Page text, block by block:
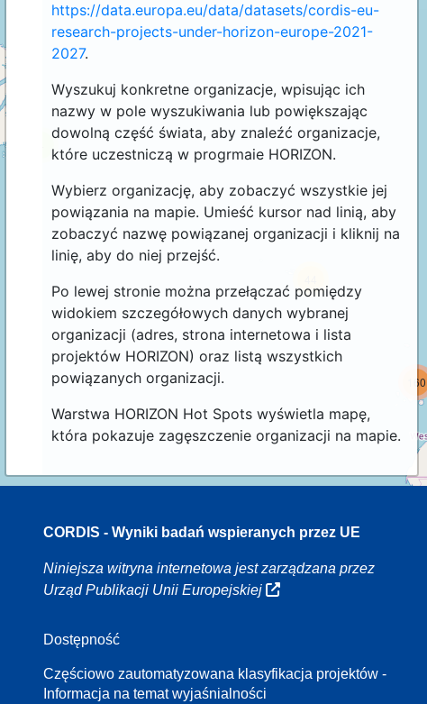
https://data.europa.eu/data/datasets/cordis-eu-
research-projects-under-horizon-europe-2021-
2027.
Wyszukuj konkretne organizacje, wpisując ich
nazwy w pole wyszukiwania lub powiększając
dowolną część świata, aby znaleźć organizacje,
które uczestniczą w progrmaie HORIZON.
Wybierz organizację, aby zobaczyć wszystkie jej
powiązania na mapie. Umieść kursor nad linią, aby
zobaczyć nazwę powiązanej organizacji i kliknij na
linię, aby do niej przejść.
Po lewej stronie można przełączać pomiędzy
widokiem szczegółowych danych wybranej
organizacji (adres, strona internetowa i lista
projektów HORIZON) oraz listą wszystkich
powiązanych organizacji.
Warstwa HORIZON Hot Spots wyświetla mapę,
która pokazuje zagęszczenie organizacji na mapie.
160
CORDIS - Wyniki badań wspieranych przez UE
Niniejsza witryna internetowa jest zarządzana przez
Urząd Publikacji Unii Europejskiej
Dostępność
Częściowo zautomatyzowana klasyfikacja projektów -
Informacja na temat wyjaśnialności